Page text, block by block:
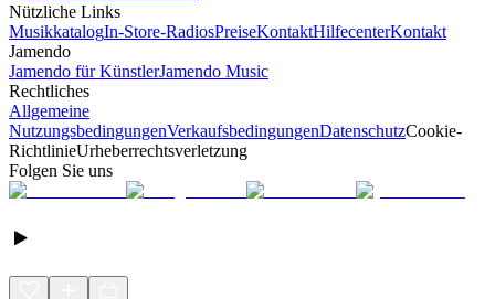
Nützliche Links
MusikkatalogIn-Store-RadiosPreiseKontaktHilfecenterKontakt
Jamendo
Jamendo für KünstlerJamendo Music
Rechtliches
Allgemeine
NutzungsbedingungenVerkaufsbedingungenDatenschutzCookie-
RichtlinieUrheberrechtsverletzung
Folgen Sie uns